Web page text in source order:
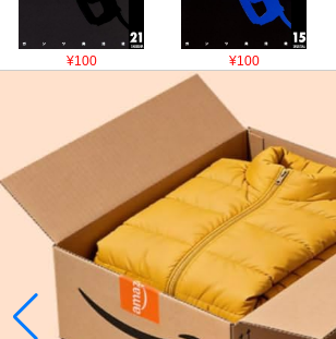
¥100 ¥100